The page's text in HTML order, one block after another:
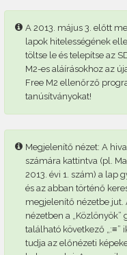
A 2013. május 3. előtt
lapok hitelességének
töltse le és telepítse az
M2-es aláírásokhoz az
Free M2 ellenőrző
tanúsítványokat!
Megjelenítő nézet: A
számára kattintva (pl.
2013. évi 1. szám) a lap
és az abban történő
megjelenítő nézetbe jut.
nézetben a „Közlönyök”
található következő „:≡”
tudja az előnézeti